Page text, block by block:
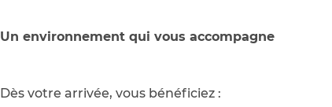
Un environnement qui vous accompagne
Dès votre arrivée, vous bénéficiez :